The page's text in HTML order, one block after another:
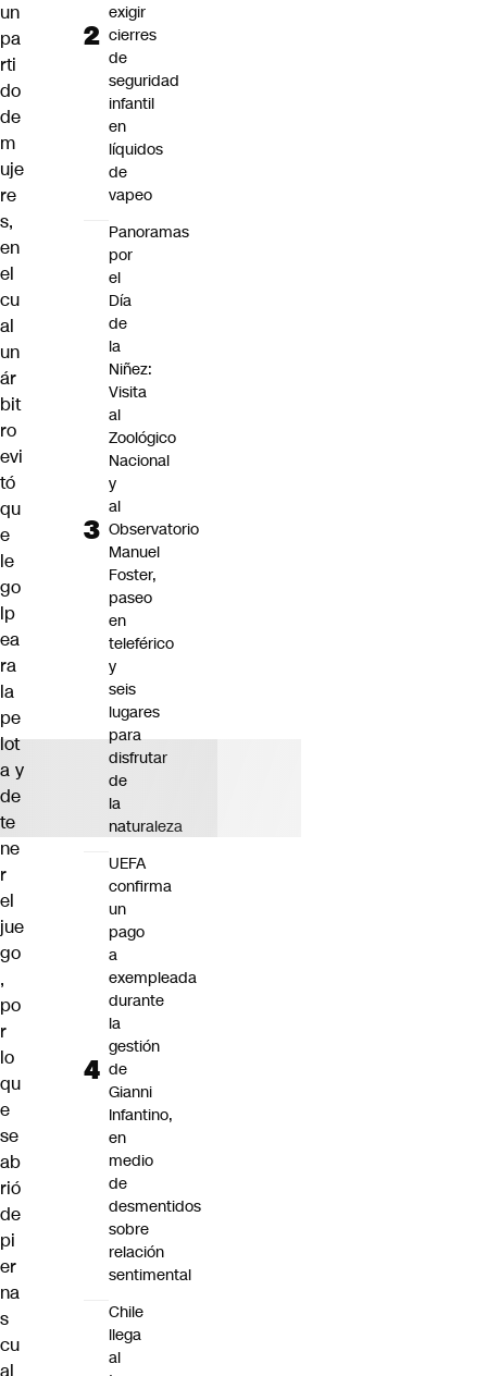
un
pa
rti
do
de
m
uje
re
s,
en
el
cu
al
un
ár
bit
ro
evi
tó
qu
e
le
go
lp
ea
ra
la
pe
lot
a y
de
te
ne
r
el
jue
go
,
po
r
lo
qu
e
se
ab
rió
de
pi
er
na
s
cu
al
exigir
cierres
de
seguridad
infantil
en
líquidos
de
vapeo
Panoramas
por
el
Día
de
la
Niñez:
Visita
al
Zoológico
Nacional
y
al
Observatorio
Manuel
Foster,
paseo
en
teleférico
y
seis
lugares
para
disfrutar
de
la
naturaleza
UEFA
confirma
un
pago
a
exempleada
durante
la
gestión
de
Gianni
Infantino,
en
medio
de
desmentidos
sobre
relación
sentimental
Chile
llega
al